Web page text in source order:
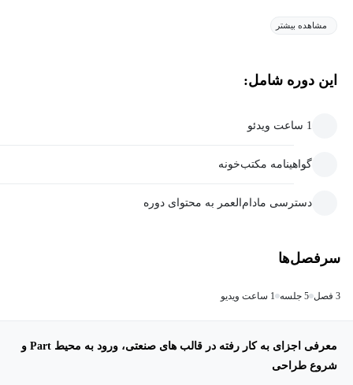
مشاهده بیشتر
این دوره شامل:
1 ساعت ویدئو
گواهینامه مکتب‌خونه
دسترسی مادام‌العمر به محتوای دوره
سرفصل‌ها
3 فصل 5 جلسه 1 ساعت ویدیو
معرفی اجزای به کار رفته در قالب های صنعتی، ورود به محیط Part و
شروع طراحی